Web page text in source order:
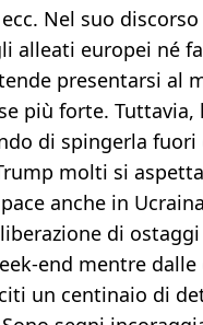
ecc. Nel suo
alleati europei né
presentarsi al
più forte. Tuttavia,
di spingerla fuori
molti si
anche in
di
end mentre
un centinaio di